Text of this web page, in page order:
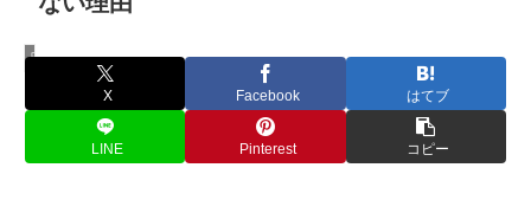
日本の財政・社会保障
X Facebook はてブ
LINE Pinterest コピー